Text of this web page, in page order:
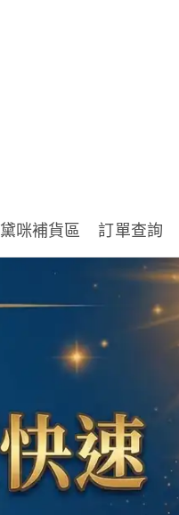
黛咪補貨區 訂單查詢